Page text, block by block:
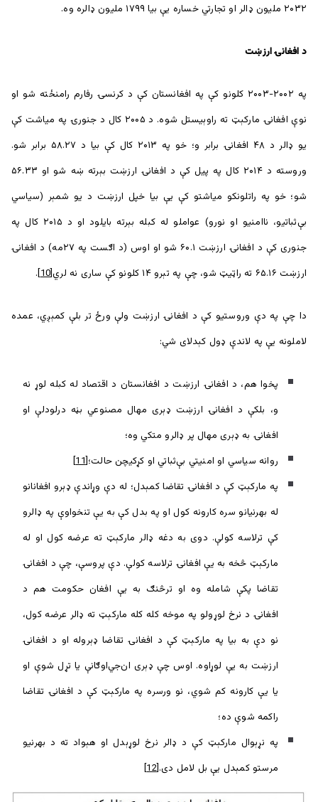
۲۰۳۲ ملیون ډالر او تجارتي خساره یې بیا ۱۷۹۹ ملیون ډالره وه.
د افغانۍ ارزښت
په ۲۰۰۲-۲۰۰۳ کلونو کې په افغانستان کې د کرنسۍ رفارم رامنځته شو او
نوې افغانۍ مارکېټ ته راوېیستل شوه. د ۲۰۰۵ کال د جنورۍ په میاشت کې
یو ډالر د ۴۸ افغانۍ برابر و؛ خو په ۲۰۱۳ کال کې بیا د ۵۸.۲۷ برابر شو.
وروسته د ۲۰۱۴ کال په پيل کې د افغانۍ ارزښت بېرته ښه شو او ۵۶.۳۳
شو؛ خو په راتلونکو میاشتو کې یې بیا خپل ارزښت د یو شمېر (سیاسي
بې‌ثباتیو، ناامنیو او نورو) عواملو له کبله بېرته بایلود او د ۲۰۱۵ کال په
جنوری کې د افغانۍ ارزښت ۶۰.۱ شو او اوس (د اګست په ۲۷مه) د افغانۍ
ارزښت ۶۵.۱۶ ته راټیټ شو، چې په تېرو ۱۴ کلونو کې ساری نه لري
[10]
.
دا چې په دې وروستیو کې د افغانۍ ارزښت ولې ورځ تر بلې کمېږي، عمده
لاملونه یې په لاندې ډول کېدلای شي:
پخوا هم، د افغانۍ ارزښت د افغانستان د اقتصاد له کبله لوړ نه
و، بلکې د افغانۍ ارزښت ډېری مهال مصنوعي بڼه درلودلې او
افغانۍ به ډېری مهال پر ډالرو متکي وه؛
روانه سیاسي او امنیتي بې‌ثباتي او کړکیچن حالت؛[11]
په مارکېټ کې د افغانۍ تقاضا کمېدل؛ له دې وړاندې ډېرو افغانانو
له بهرنیانو سره کارونه کول او په بدل کې به یې تنخواوې په ډالرو
کې ترلاسه کولې. دوی به دغه ډالر مارکېټ ته عرضه کول او له
مارکېټ څخه به یې افغانۍ ترلاسه کولې. دې پروسې، چې د افغانۍ
تقاضا پکې شامله وه او ترڅنګ به یې افغان حکومت هم د
افغانۍ د نرخ لوړولو په موخه کله کله مارکېټ ته ډالر عرضه کول،
نو دې به بیا په مارکېټ کې د افغانۍ تقاضا ډېروله او د افغانۍ
ارزښت به يې لوړاوه. اوس چې ډېری ان‌جي‌اوګانې یا تړل شوې او
یا یې کارونه کم شوي، نو ورسره په مارکېټ کې د افغانۍ تقاضا
راکمه شوې ده؛
په نړېوال مارکېټ کې د ډالر نرخ لوړېدل او هېواد ته د بهرنیو
مرستو کمېدل یې بل لامل دی.[12]